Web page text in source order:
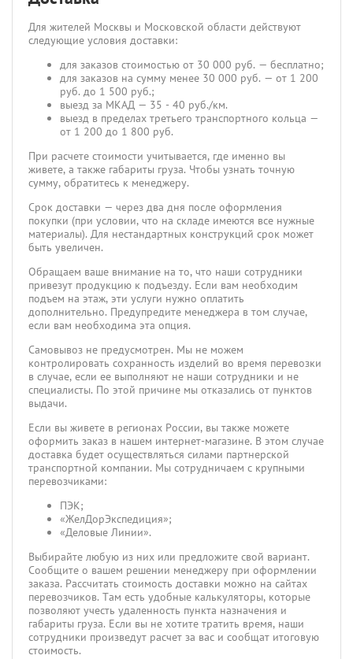
Для жителей Москвы и Московской области действуют
следующие условия доставки:
для заказов стоимостью от 30 000 руб. — бесплатно;
для заказов на сумму менее 30 000 руб. — от 1 200
руб. до 1 500 руб.;
выезд за МКАД — 35 - 40 руб./км.
выезд в пределах третьего транспортного кольца —
от 1 200 до 1 800 руб.
При расчете стоимости учитывается, где именно вы
живете, а также габариты груза. Чтобы узнать точную
сумму, обратитесь к менеджеру.
Срок доставки — через два дня после оформления
покупки (при условии, что на складе имеются все нужные
материалы). Для нестандартных конструкций срок может
быть увеличен.
Обращаем ваше внимание на то, что наши сотрудники
привезут продукцию к подъезду. Если вам необходим
подъем на этаж, эти услуги нужно оплатить
дополнительно. Предупредите менеджера в том случае,
если вам необходима эта опция.
Самовывоз не предусмотрен. Мы не можем
контролировать сохранность изделий во время перевозки
в случае, если ее выполняют не наши сотрудники и не
специалисты. По этой причине мы отказались от пунктов
выдачи.
Если вы живете в регионах России, вы также можете
оформить заказ в нашем интернет-магазине. В этом случае
доставка будет осуществляться силами партнерской
транспортной компании. Мы сотрудничаем с крупными
перевозчиками:
ПЭК;
«ЖелДорЭкспедиция»;
«Деловые Линии».
Выбирайте любую из них или предложите свой вариант.
Сообщите о вашем решении менеджеру при оформлении
заказа. Рассчитать стоимость доставки можно на сайтах
перевозчиков. Там есть удобные калькуляторы, которые
позволяют учесть удаленность пункта назначения и
габариты груза. Если вы не хотите тратить время, наши
сотрудники произведут расчет за вас и сообщат итоговую
стоимость.